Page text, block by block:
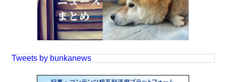
Tweets by bunkanews